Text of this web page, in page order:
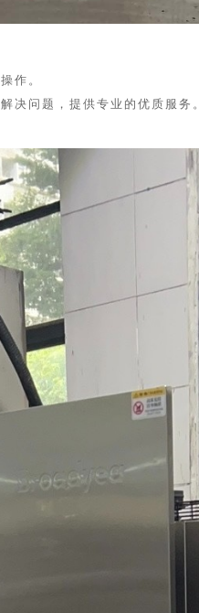
作。
决问题，提供专业的优质服务。